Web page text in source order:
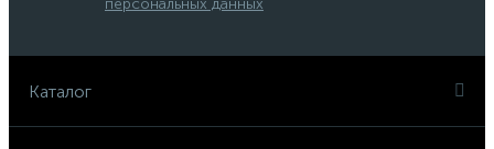
персональных данных
Каталог